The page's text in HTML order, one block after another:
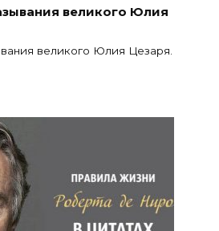
великого Юлия
великого Юлия Цезаря.